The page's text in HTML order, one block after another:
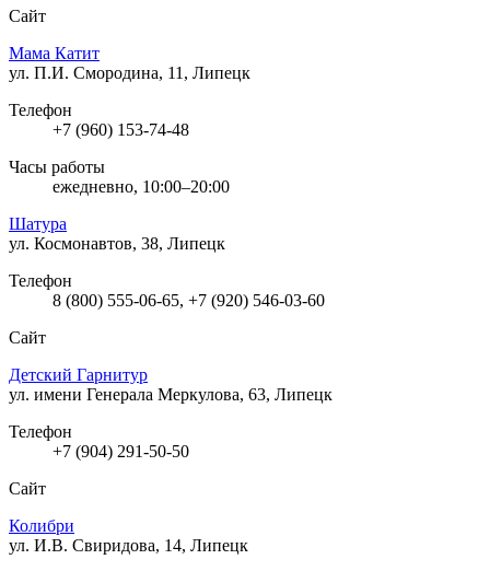
Сайт
Мама Катит
ул. П.И. Смородина, 11, Липецк
Телефон
+7 (960) 153-74-48
Часы работы
ежедневно, 10:00–20:00
Шатура
ул. Космонавтов, 38, Липецк
Телефон
8 (800) 555-06-65, +7 (920) 546-03-60
Сайт
Детский Гарнитур
ул. имени Генерала Меркулова, 63, Липецк
Телефон
+7 (904) 291-50-50
Сайт
Колибри
ул. И.В. Свиридова, 14, Липецк